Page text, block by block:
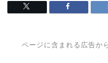
ページに含まれる広告か